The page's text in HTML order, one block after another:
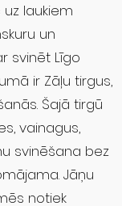
laukiem
un
svinēt Līgo
ir Zāļu tirgus,
Šajā tirgū
vainagus,
svinēšana bez
Jāņu
notiek